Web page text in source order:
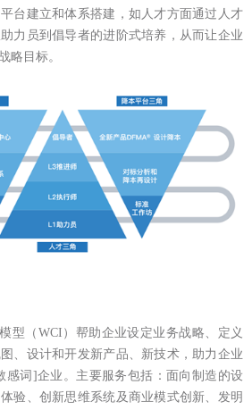
台建立和体系搭建，如人才方面通过人才
力员到倡导者的进阶式培养，从而让企业
略目标。
型（WCI）帮助企业设定业务战略、定义
、设计和开发新产品、新技术，助力企业
感词]企业。主要服务包括：面向制造的设
验、创新思维系统及商业模式创新、发明